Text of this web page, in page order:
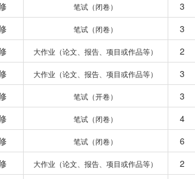
笔试（闭卷） 3
笔试（闭卷） 3
大作业（论文、报告、项目或作品等） 2
大作业（论文、报告、项目或作品等） 3
笔试（开卷） 3
笔试（闭卷） 4
笔试（闭卷） 6
大作业（论文、报告、项目或作品等） 2